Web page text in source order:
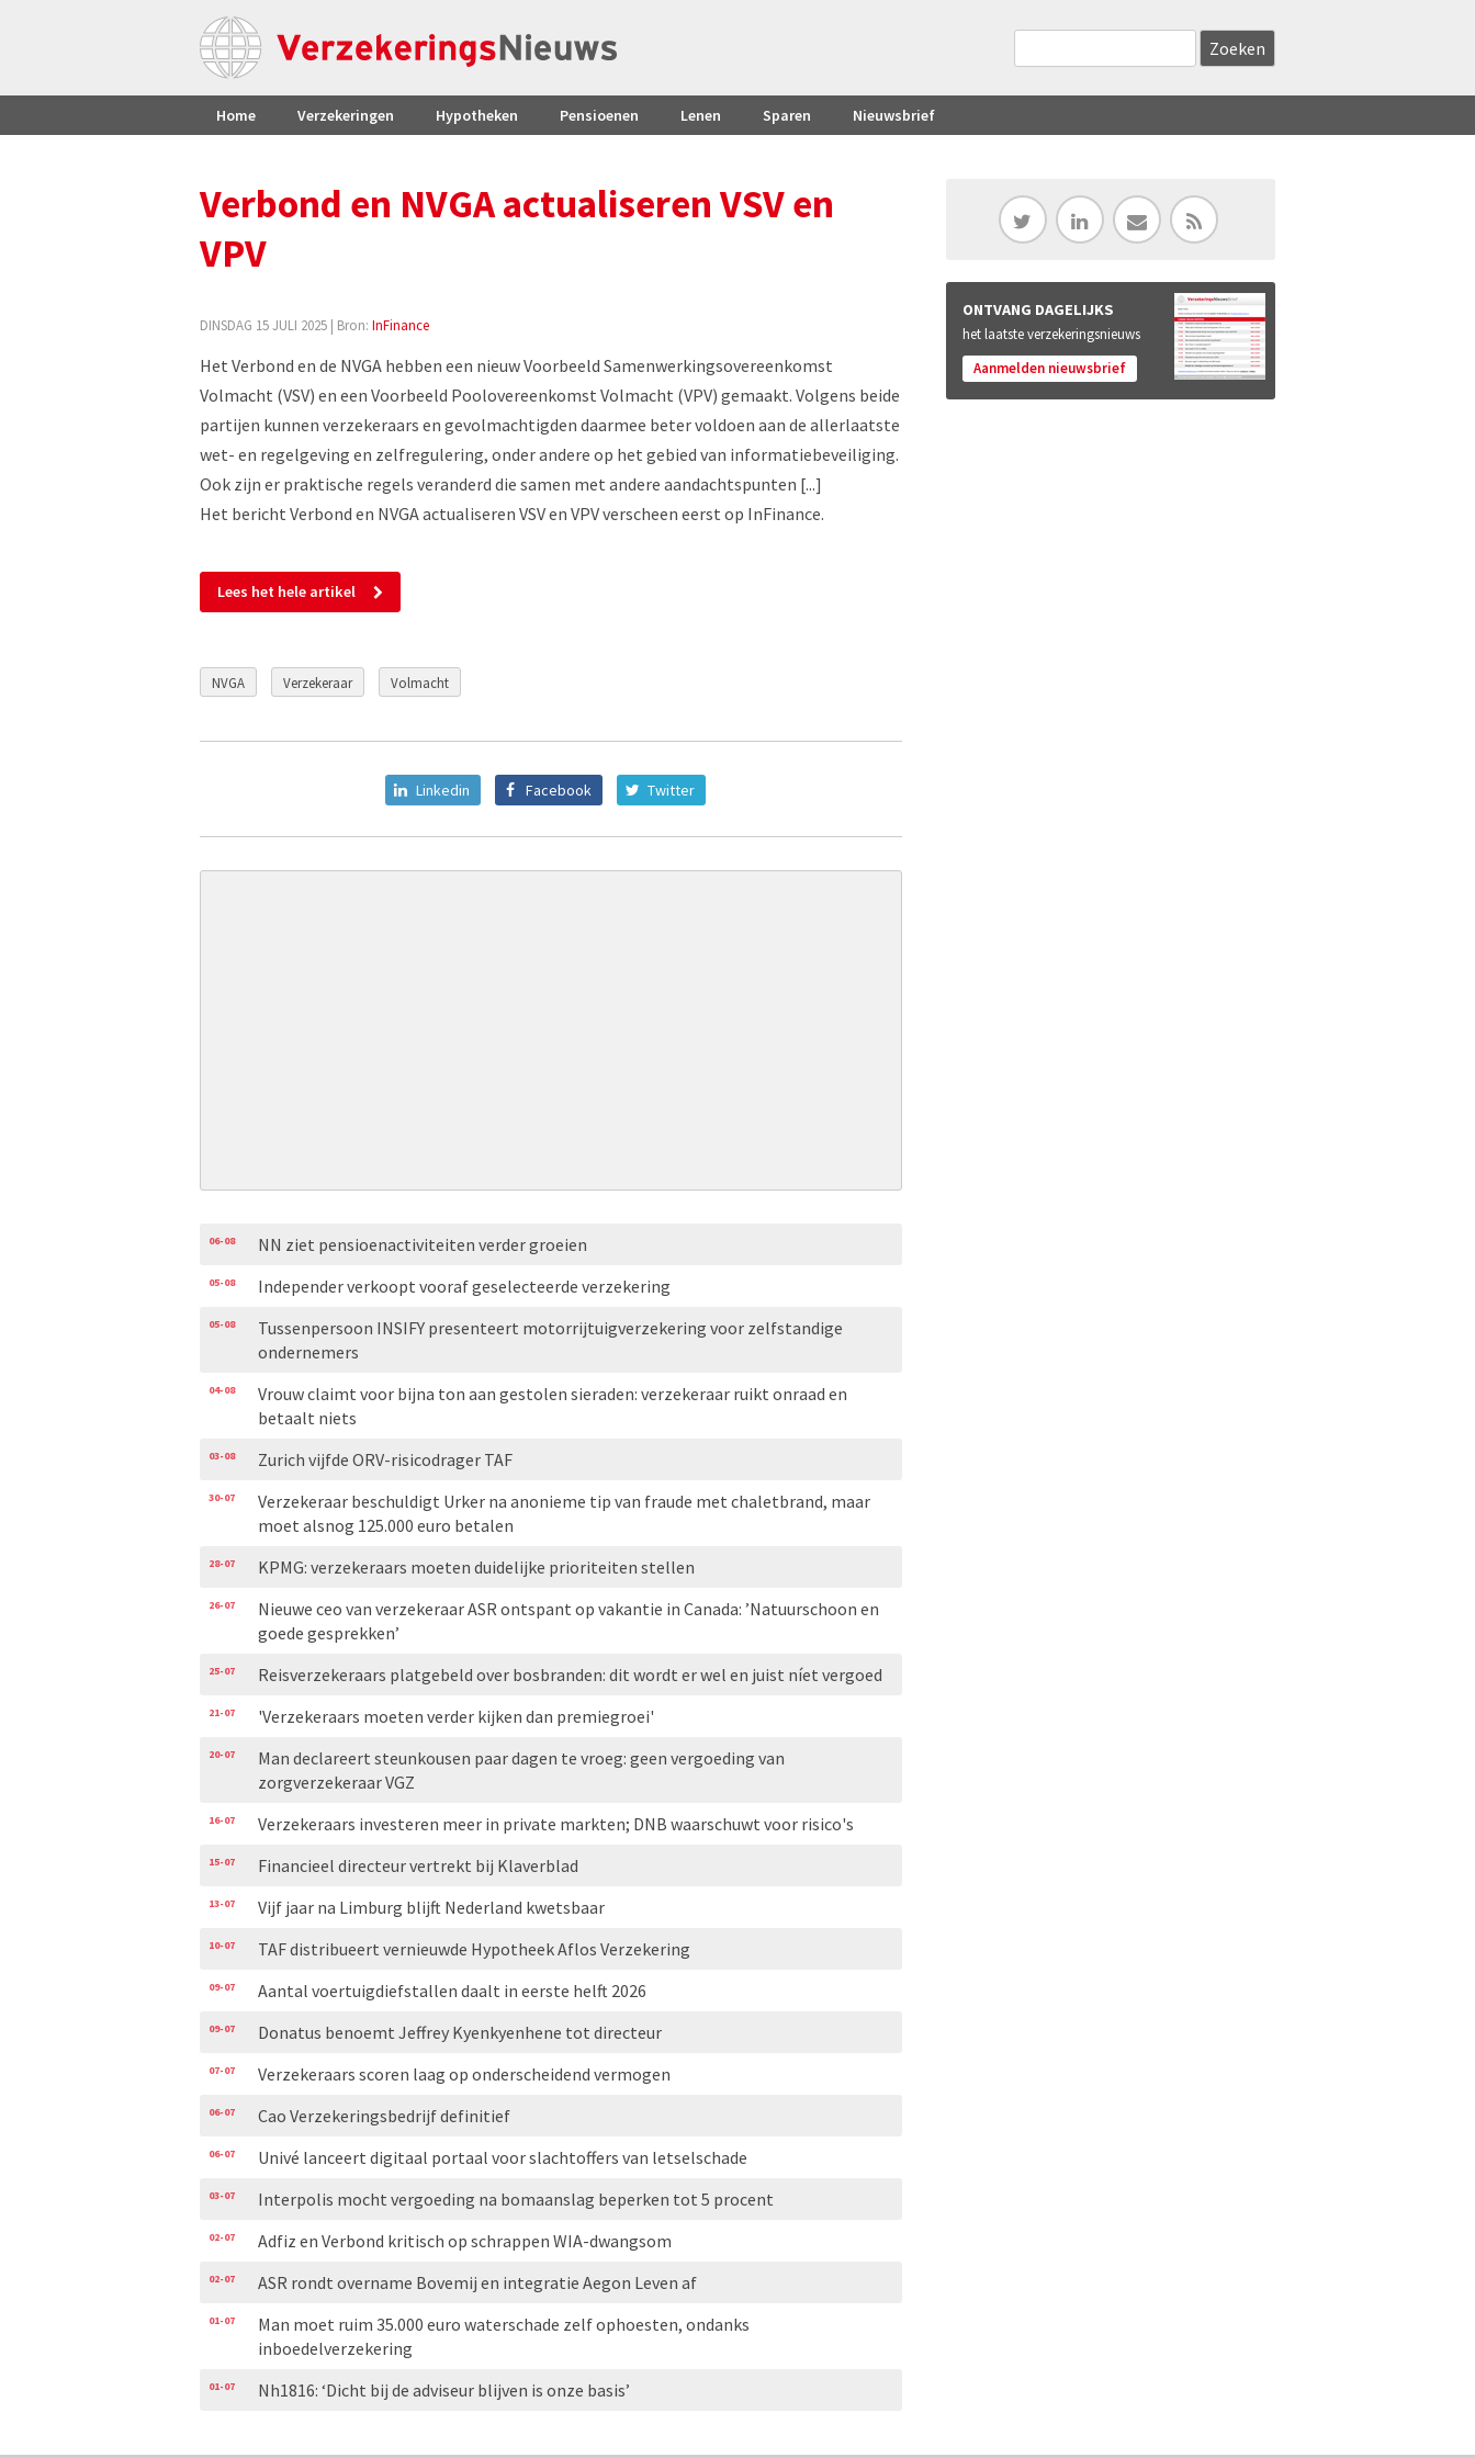
Home Verzekeringen Hypotheken Pensioenen Lenen Sparen Nieuwsbrief
Verbond en NVGA actualiseren VSV en
VPV
DINSDAG 15 JULI 2025 | Bron: InFinance
Het Verbond en de NVGA hebben een nieuw Voorbeeld Samenwerkingsovereenkomst
Volmacht (VSV) en een Voorbeeld Poolovereenkomst Volmacht (VPV) gemaakt. Volgens beide
partijen kunnen verzekeraars en gevolmachtigden daarmee beter voldoen aan de allerlaatste
wet- en regelgeving en zelfregulering, onder andere op het gebied van informatiebeveiliging.
Ook zijn er praktische regels veranderd die samen met andere aandachtspunten [...]
Het bericht Verbond en NVGA actualiseren VSV en VPV verscheen eerst op InFinance.
Lees het hele artikel
NVGA Verzekeraar Volmacht
Linkedin Facebook Twitter
06-08 NN ziet pensioenactiviteiten verder groeien
05-08 Independer verkoopt vooraf geselecteerde verzekering
05-08
Tussenpersoon INSIFY presenteert motorrijtuigverzekering voor zelfstandige
ondernemers
04-08
Vrouw claimt voor bijna ton aan gestolen sieraden: verzekeraar ruikt onraad en
betaalt niets
03-08 Zurich vijfde ORV-risicodrager TAF
30-07
Verzekeraar beschuldigt Urker na anonieme tip van fraude met chaletbrand, maar
moet alsnog 125.000 euro betalen
28-07 KPMG: verzekeraars moeten duidelijke prioriteiten stellen
26-07
Nieuwe ceo van verzekeraar ASR ontspant op vakantie in Canada: ’Natuurschoon en
goede gesprekken’
25-07 Reisverzekeraars platgebeld over bosbranden: dit wordt er wel en juist níet vergoed
21-07 'Verzekeraars moeten verder kijken dan premiegroei'
20-07
Man declareert steunkousen paar dagen te vroeg: geen vergoeding van
zorgverzekeraar VGZ
16-07 Verzekeraars investeren meer in private markten; DNB waarschuwt voor risico's
15-07 Financieel directeur vertrekt bij Klaverblad
13-07 Vijf jaar na Limburg blijft Nederland kwetsbaar
10-07 TAF distribueert vernieuwde Hypotheek Aflos Verzekering
09-07 Aantal voertuigdiefstallen daalt in eerste helft 2026
09-07 Donatus benoemt Jeffrey Kyenkyenhene tot directeur
07-07 Verzekeraars scoren laag op onderscheidend vermogen
06-07 Cao Verzekeringsbedrijf definitief
06-07 Univé lanceert digitaal portaal voor slachtoffers van letselschade
03-07 Interpolis mocht vergoeding na bomaanslag beperken tot 5 procent
02-07 Adfiz en Verbond kritisch op schrappen WIA-dwangsom
02-07 ASR rondt overname Bovemij en integratie Aegon Leven af
01-07
Man moet ruim 35.000 euro waterschade zelf ophoesten, ondanks
inboedelverzekering
01-07 Nh1816: ‘Dicht bij de adviseur blijven is onze basis’
ONTVANG DAGELIJKS
het laatste verzekeringsnieuws
Aanmelden nieuwsbrief